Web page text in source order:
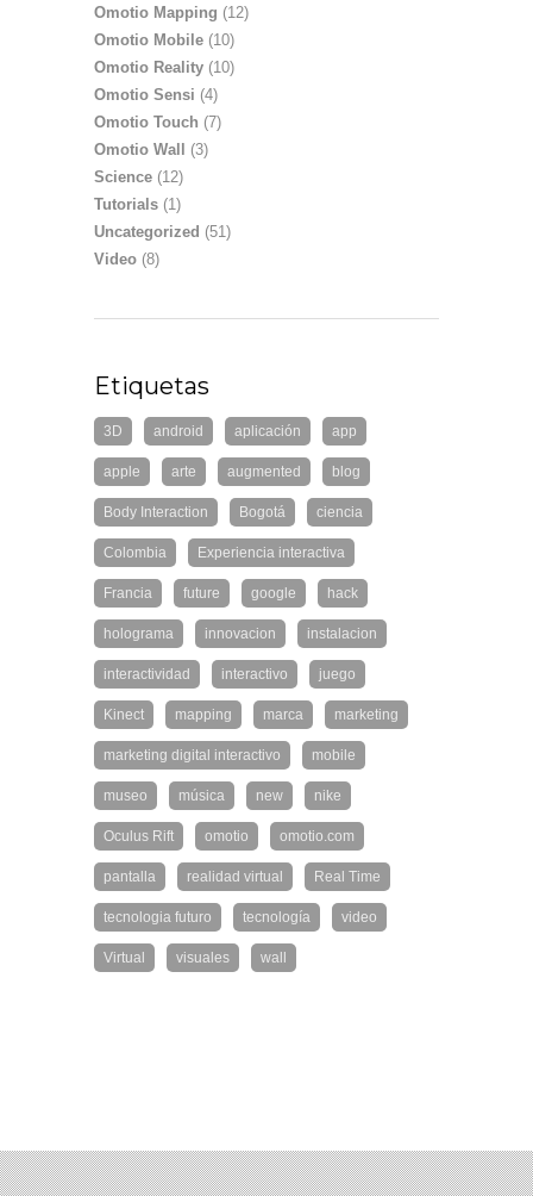
Omotio Mapping (12)
Omotio Mobile (10)
Omotio Reality (10)
Omotio Sensi (4)
Omotio Touch (7)
Omotio Wall
(3)
Science (12)
Tutorials (1)
Uncategorized (51)
Video (8)
Etiquetas
3D android aplicación app
apple arte augmented blog
Body Interaction Bogotá ciencia
Colombia Experiencia interactiva
Francia future google hack
holograma innovacion instalacion
interactividad interactivo juego
Kinect mapping marca marketing
marketing digital interactivo mobile
museo música new nike
Oculus Rift omotio omotio.com
pantalla realidad virtual Real Time
tecnologia futuro tecnología video
Virtual visuales wall